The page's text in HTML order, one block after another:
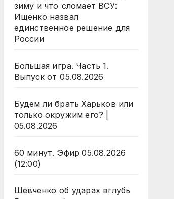
зиму и что сломает ВСУ:
Ищенко назвал
единственное решение для
России
Большая игра. Часть 1.
Выпуск от 05.08.2026
Будем ли брать Харьков или
только окружим его? |
05.08.2026
60 минут. Эфир 05.08.2026
(12:00)
Шевченко об ударах вглубь